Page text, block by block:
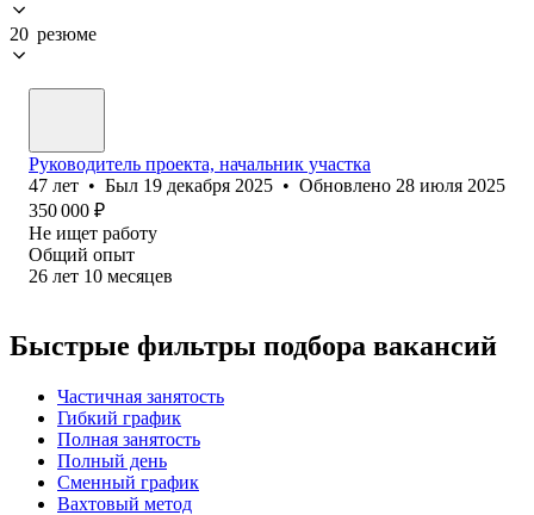
20 резюме
Руководитель проекта, начальник участка
47 лет • Был 19 декабря 2025 • Обновлено 28 июля 2025
350 000 ₽
Не ищет работу
Общий опыт
26 лет 10 месяцев
Быстрые фильтры подбора вакансий
Частичная занятость
Гибкий график
Полная занятость
Полный день
Сменный график
Вахтовый метод